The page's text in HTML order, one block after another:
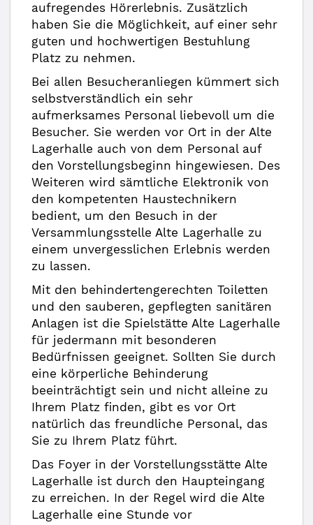
aufregendes Hörerlebnis. Zusätzlich
haben Sie die Möglichkeit, auf einer sehr
guten und hochwertigen Bestuhlung
Platz zu nehmen.
Bei allen Besucheranliegen kümmert sich
selbstverständlich ein sehr
aufmerksames Personal liebevoll um die
Besucher. Sie werden vor Ort in der Alte
Lagerhalle auch von dem Personal auf
den Vorstellungsbeginn hingewiesen. Des
Weiteren wird sämtliche Elektronik von
den kompetenten Haustechnikern
bedient, um den Besuch in der
Versammlungsstelle Alte Lagerhalle zu
einem unvergesslichen Erlebnis werden
zu lassen.
Mit den behindertengerechten Toiletten
und den sauberen, gepflegten sanitären
Anlagen ist die Spielstätte Alte Lagerhalle
für jedermann mit besonderen
Bedürfnissen geeignet. Sollten Sie durch
eine körperliche Behinderung
beeinträchtigt sein und nicht alleine zu
Ihrem Platz finden, gibt es vor Ort
natürlich das freundliche Personal, das
Sie zu Ihrem Platz führt.
Das Foyer in der Vorstellungsstätte Alte
Lagerhalle ist durch den Haupteingang
zu erreichen. In der Regel wird die Alte
Lagerhalle eine Stunde vor